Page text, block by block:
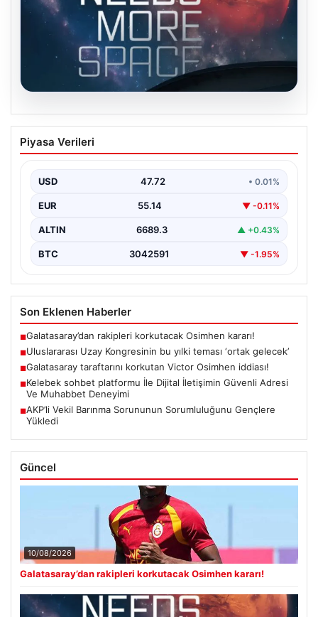
09.08.2026
Uluslararası Uzay Kongresinin bu yılki
teması ‘ortak gelecek’
Piyasa Verileri
USD 47.72 • 0.01%
EUR 55.14 ▼ -0.11%
ALTIN 6689.3 ▲ +0.43%
BTC 3042591 ▼ -1.95%
Son Eklenen Haberler
■Galatasaray’dan rakipleri korkutacak Osimhen kararı!
■Uluslararası Uzay Kongresinin bu yılki teması ‘ortak gelecek’
■Galatasaray taraftarını korkutan Victor Osimhen iddiası!
■Kelebek sohbet platformu İle Dijital İletişimin Güvenli Adresi
Ve Muhabbet Deneyimi
■AKP’li Vekil Barınma Sorununun Sorumluluğunu Gençlere
Yükledi
Güncel
10/08/2026
Galatasaray’dan rakipleri korkutacak Osimhen kararı!